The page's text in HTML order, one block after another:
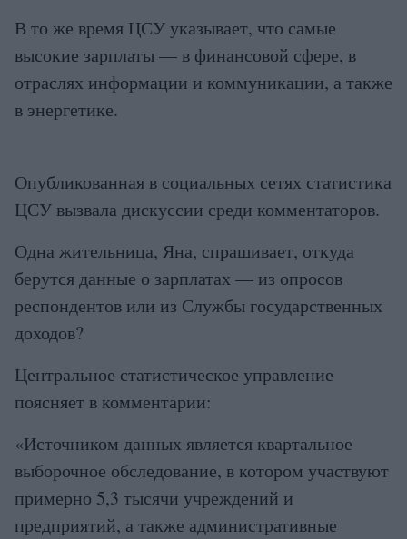
В то же время ЦСУ указывает, что самые
высокие зарплаты — в финансовой сфере, в
отраслях информации и коммуникации, а также
в энергетике.
Опубликованная в социальных сетях статистика
ЦСУ вызвала дискуссии среди комментаторов.
Одна жительница, Яна, спрашивает, откуда
берутся данные о зарплатах — из опросов
респондентов или из Службы государственных
доходов?
Центральное статистическое управление
поясняет в комментарии:
«Источником данных является квартальное
выборочное обследование, в котором участвуют
примерно 5,3 тысячи учреждений и
предприятий, а также административные